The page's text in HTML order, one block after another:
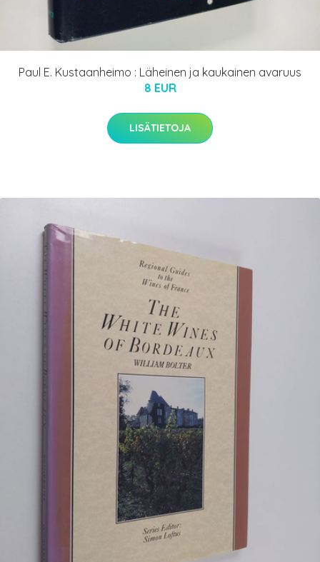
Paul E. Kustaanheimo : Läheinen ja kaukainen avaruus
8 EUR
LISÄTIETOJA